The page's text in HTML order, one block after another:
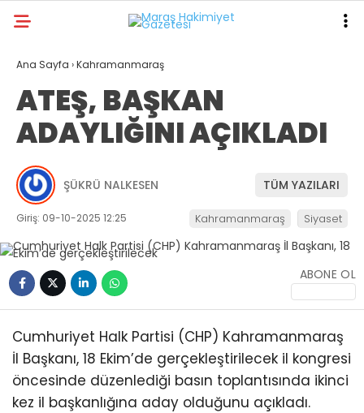
GALERİ VİDEO YAZARLAR
ANA SAYFA
KAHRAMANMARAŞ
GÜNDEM
POLITIKA
DÜNYA
SPOR
SAĞLIK
KÜLTÜR/SANAT
Ana Sayfa ›Kahramanmaraş
ATEŞ, BAŞKAN
ADAYLIĞINI AÇIKLADI
ŞÜKRÜ NALKESEN TÜM YAZILARI
Giriş: 09-10-2025 12:25 Kahramanmaraş Siyaset
ABONE OL
Cumhuriyet Halk Partisi (CHP) Kahramanmaraş
İl Başkanı, 18 Ekim’de gerçekleştirilecek il kongresi
öncesinde düzenlediği basın toplantısında ikinci
kez il başkanlığına aday olduğunu açıkladı.